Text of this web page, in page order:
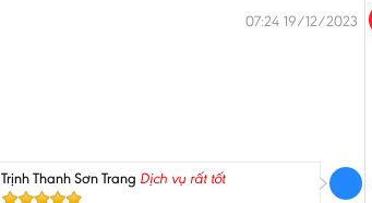
07:24 19/12/2023
Trịnh Thanh Sơn Trang Dịch vụ rất tốt